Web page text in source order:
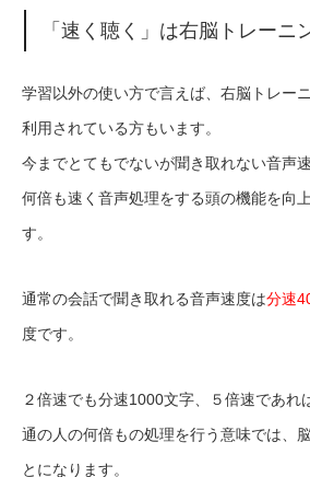
「速く聴く」は右脳トレーニ
学習以外の使い方で言えば、右脳トレー
利用されている方もいます。
今までとてもでないが聞き取れない音声
何倍も速く音声処理をする頭の機能を向
す。
通常の会話で聞き取れる音声速度は分速
度です。
２倍速でも分速1000文字、５倍速であれ
通の人の何倍もの処理を行う意味では、
とになります。